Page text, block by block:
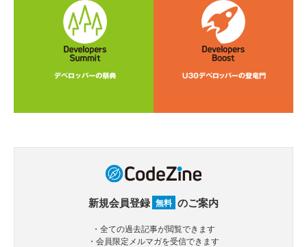
新規会員登録 無料 のご案内
・全ての過去記事が閲覧できます
・会員限定メルマガを受信できます